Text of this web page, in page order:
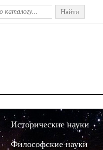
Найти
Исторические науки
Философские науки